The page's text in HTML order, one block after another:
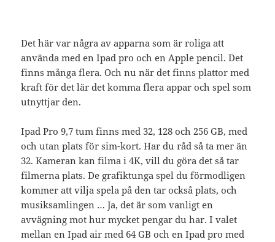
Det här var några av apparna som är roliga att
använda med en Ipad pro och en Apple pencil. Det
finns många flera. Och nu när det finns plattor med
kraft för det lär det komma flera appar och spel som
utnyttjar den.
Ipad Pro 9,7 tum finns med 32, 128 och 256 GB, med
och utan plats för sim-kort. Har du råd så ta mer än
32. Kameran kan filma i 4K, vill du göra det så tar
filmerna plats. De grafiktunga spel du förmodligen
kommer att vilja spela på den tar också plats, och
musiksamlingen … Ja, det är som vanligt en
avvägning mot hur mycket pengar du har. I valet
mellan en Ipad air med 64 GB och en Ipad pro med